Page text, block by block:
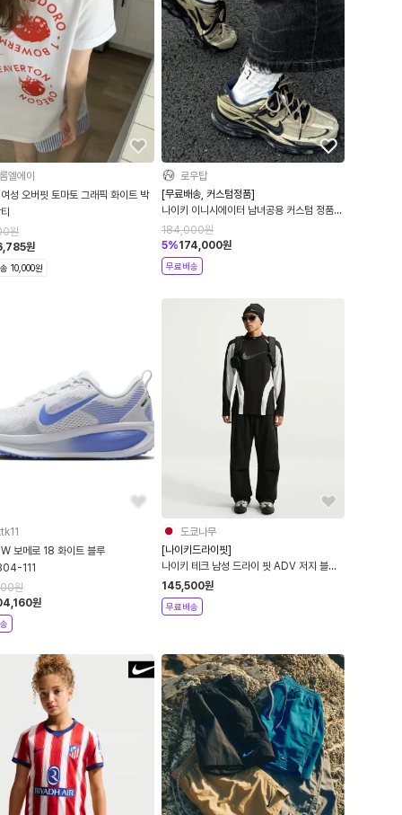
엘에이
성 오버핏 토마토 그래픽 화이트 박
원
원
10,000원
로우탑
[무료배송, 커스텀정품]
나이키 이니시에이터 남녀공용 커스텀 정품
제품
184,000원
5%174,000원
무료배송
보메로 18 화이트 블루
111
원
원
도쿄나무
[나이키드라이핏]
나이키 테크 남성 드라이 핏 ADV 저지 블랙
IM5726-010 라이트본 IM5726-072
XS-XXL
145,500원
무료배송